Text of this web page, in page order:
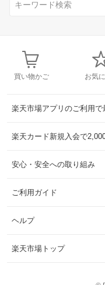
買い物かご お気
楽天市場アプリのご利用で
楽天カード新規入会で
安心・安全への取り組み
ご利用ガイド
ヘルプ
楽天市場トップ